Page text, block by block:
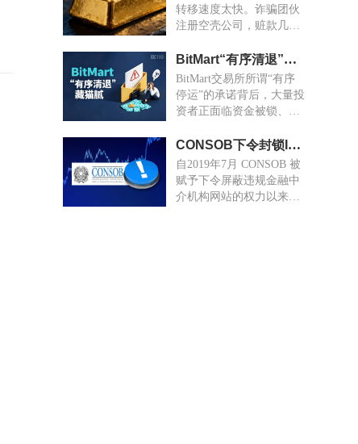
转移速度太快。诈骗团伙
注册空壳公司，赃款几秒
易视而不见，赃款几分钟
变成金条。
BitMart“有序清退”藏猫腻：大额资金锁死，小额随机放款
BitMart交易所所谓“有序
停运”的承诺背后，大量投
资者正面临资金被锁、提
CONSOB下令封锁Igcapitaleurope.com等6个投资网站
自2019年7月 CONSOB 被
赋予下令屏蔽违规金融中
介机构网站的权力以来，